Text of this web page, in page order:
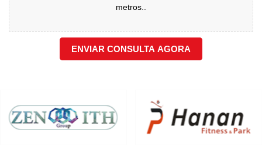
metros..
ENVIAR CONSULTA AGORA